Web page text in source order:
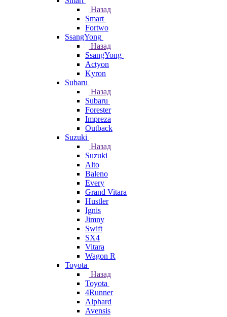
Назад
Smart
Fortwo
SsangYong
Назад
SsangYong
Actyon
Kyron
Subaru
Назад
Subaru
Forester
Impreza
Outback
Suzuki
Назад
Suzuki
Alto
Baleno
Every
Grand Vitara
Hustler
Ignis
Jimny
Swift
SX4
Vitara
Wagon R
Toyota
Назад
Toyota
4Runner
Alphard
Avensis